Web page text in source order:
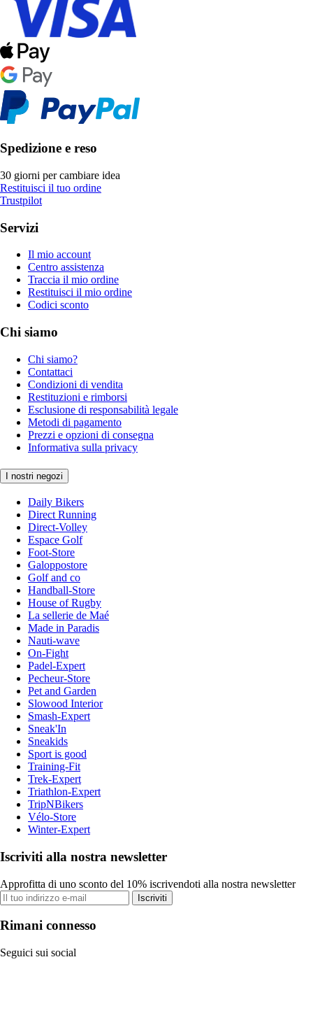
Spedizione e reso
30 giorni per cambiare idea
Restituisci il tuo ordine
Trustpilot
Servizi
Il mio account
Centro assistenza
Traccia il mio ordine
Restituisci il mio ordine
Codici sconto
Chi siamo
Chi siamo?
Contattaci
Condizioni di vendita
Restituzioni e rimborsi
Esclusione di responsabilità legale
Metodi di pagamento
Prezzi e opzioni di consegna
Informativa sulla privacy
I nostri negozi
Daily Bikers
Direct Running
Direct-Volley
Espace Golf
Foot-Store
Galoppostore
Golf and co
Handball-Store
House of Rugby
La sellerie de Maé
Made in Paradis
Nauti-wave
On-Fight
Padel-Expert
Pecheur-Store
Pet and Garden
Slowood Interior
Smash-Expert
Sneak'In
Sneakids
Sport is good
Training-Fit
Trek-Expert
Triathlon-Expert
TripNBikers
Vélo-Store
Winter-Expert
Iscriviti alla nostra newsletter
Approfitta di uno sconto del 10% iscrivendoti alla nostra newsletter
Iscriviti
Rimani connesso
Seguici sui social